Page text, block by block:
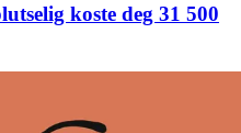
koste deg 31 500